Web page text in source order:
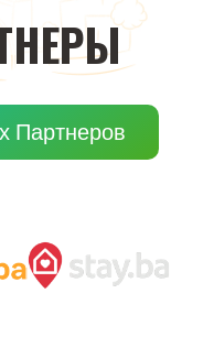
Партнеров